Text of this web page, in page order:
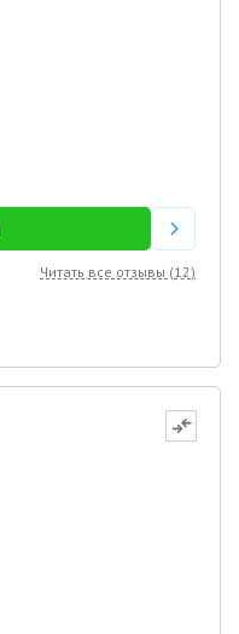
Читать все отзывы (12)